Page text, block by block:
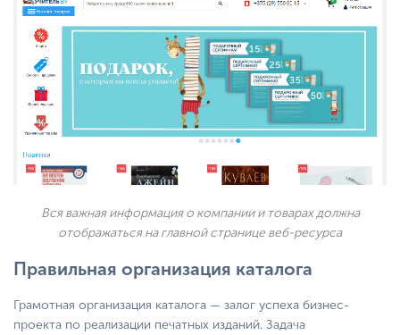
Вся важная информация о компании и товарах должна
отображаться на главной странице веб-ресурса
Правильная организация каталога
Грамотная организация каталога — залог успеха бизнес-
проекта по реализации печатных изданий. Задача